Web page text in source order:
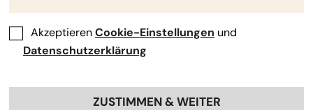
AkzeptierenCookie-Einstellungen und
Datenschutzerklärung
ZUSTIMMEN & WEITER